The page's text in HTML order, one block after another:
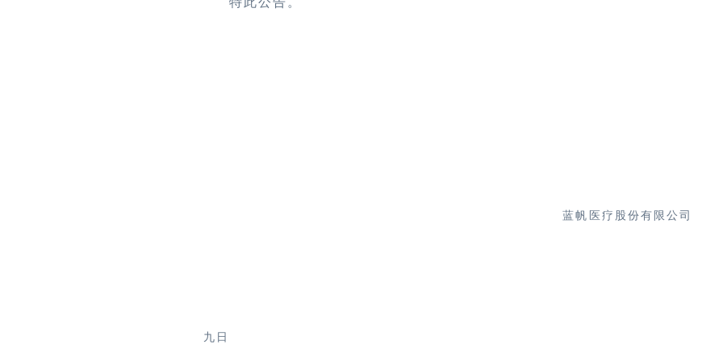
蓝帆医疗股份有限公司
董
九日